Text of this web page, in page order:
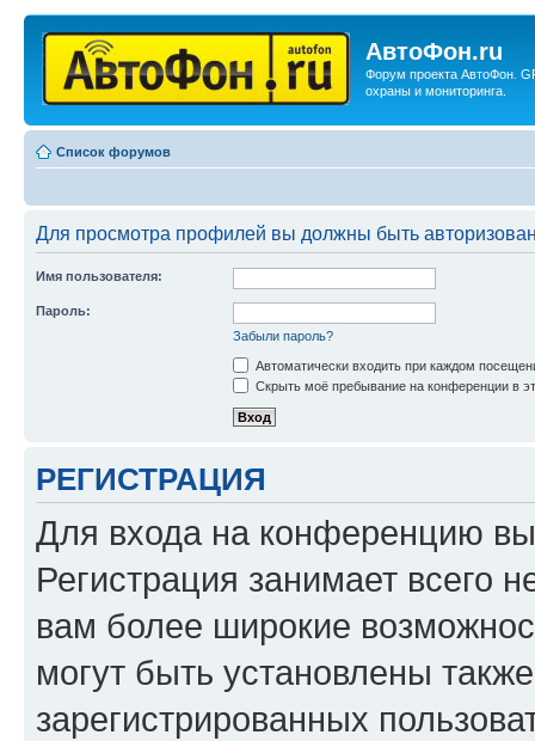
АвтоФон.ru
Форум проекта АвтоФон.
охраны и мониторинга.
Список форумов
Для просмотра профилей вы должны быть
Имя пользователя:
Пароль:
Забыли пароль?
Автоматически входить при каждом
Скрыть моё пребывание на конференции в
РЕГИСТРАЦИЯ
Для входа на конференцию
Регистрация занимает всего
вам более широкие
могут быть установлены
зарегистрированных